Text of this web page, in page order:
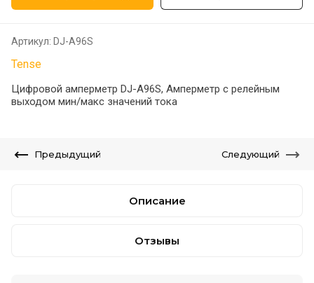
Артикул: DJ-A96S
Tense
Цифровой амперметр DJ-A96S, Амперметр с релейным
выходом мин/макс значений тока
Предыдущий Следующий
Описание
Отзывы